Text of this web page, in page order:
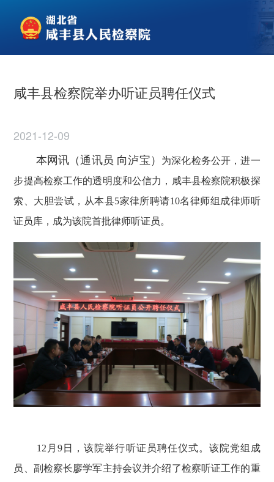
咸丰县检察院举办听证员聘任仪式
2021-12-09
本网讯（通讯员 向泸宝）
为深化检务公开，进一
步提高检察工作的透明度和公信力，咸丰县检察院积极探
索、大胆尝试，从本县5家律所聘请10名律师组成律师听
证员库，成为该院首批律师听证员。
12月9日，该院举行听证员聘任仪式。该院党组成
员、副检察长廖学军主持会议并介绍了检察听证工作的重